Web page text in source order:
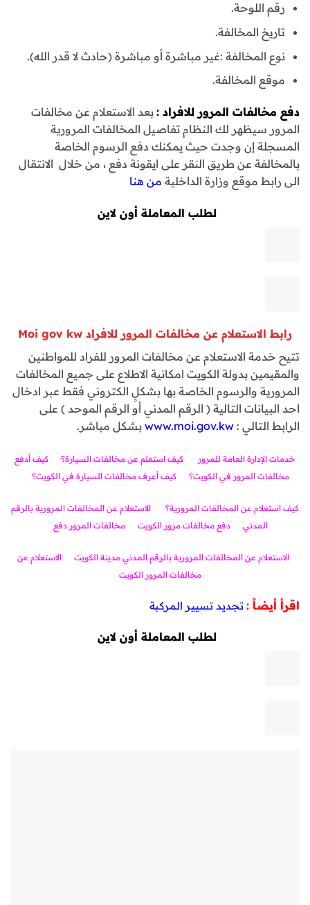
رقم اللوحة.
تاريخ المخالفة.
نوع المخالفة :غير مباشرة أو مباشرة (حادث لا قدر الله).
موقع المخالفة.
دفع مخالفات المرور للافراد : بعد الاستعلام عن مخالفات
المرور سيظهر لك النظام تفاصيل المخالفات المرورية
المسجلة إن وجدت حيث يمكنك دفع الرسوم الخاصة
بالمخالفة عن طريق النقر على ايقونة دفع ، من خلال الانتقال
الى رابط موقع وزارة الداخلية من هنا
لطلب المعاملة أون لاين
رابط الاستعلام عن مخالفات المرور للافراد Moi gov kw
تتيح خدمة الاستعلام عن مخالفات المرور للفراد للمواطنين
والمقيمين بدولة الكويت امكانية الاطلاع على جميع المخالفات
المرورية والرسوم الخاصة بها بشكلٍ الكتروني فقط عبر ادخال
احد البيانات التالية ( الرقم المدني أو الرقم الموحد ) على
الرابط التالي : www.moi.gov.kw بشكل مباشر.
خدمات الإدارة العامة للمرور كيف استعلم عن مخالفات السيارة؟
كيف أدفع
مخالفات المرور في الكويت؟
كيف أعرف مخالفات السيارة في الكويت؟
كيف استعلام عن المخالفات المرورية؟
الاستعلام عن المخالفات المرورية بالرقم
المدني
دفع مخالفات مرور الكويت مخالفات المرور دفع
الاستعلام عن المخالفات المرورية بالرقم المدني مدينة الكويت
الاستعلام عن
مخالفات المرور الكويت
اقرأ أيضاً : تجديد تسيير المركبة
لطلب المعاملة أون لاين